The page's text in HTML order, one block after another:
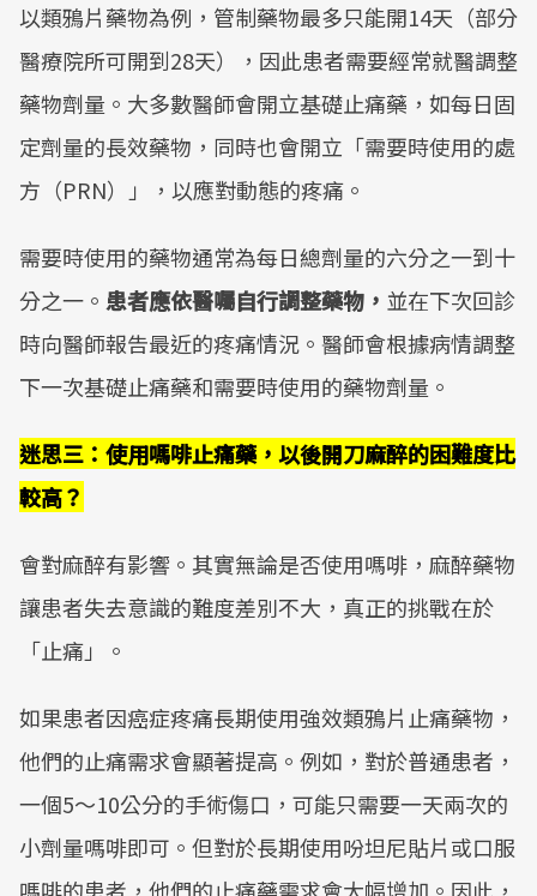
以類鴉片藥物為例，管制藥物最多只能開14天（部分
醫療院所可開到28天），因此患者需要經常就醫調整
藥物劑量。大多數醫師會開立基礎止痛藥，如每日固
定劑量的長效藥物，同時也會開立「需要時使用的處
方（PRN）」，以應對動態的疼痛。
需要時使用的藥物通常為每日總劑量的六分之一到十
分之一。 患者應依醫囑自行調整藥物， 並在下次回診
時向醫師報告最近的疼痛情況。醫師會根據病情調整
下一次基礎止痛藥和需要時使用的藥物劑量。
迷思三：使用嗎啡止痛藥，以後開刀麻醉的困難度比
較高？
會對麻醉有影響。其實無論是否使用嗎啡，麻醉藥物
讓患者失去意識的難度差別不大，真正的挑戰在於
「止痛」。
如果患者因癌症疼痛長期使用強效類鴉片止痛藥物，
他們的止痛需求會顯著提高。例如，對於普通患者，
一個5～10公分的手術傷口，可能只需要一天兩次的
小劑量嗎啡即可。但對於長期使用吩坦尼貼片或口服